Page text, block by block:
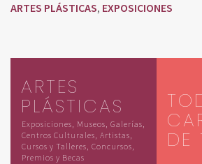
ARTES PLÁSTICAS, EXPOSICIONES
ARTES
PLÁSTICAS
Exposiciones, Museos, Galerías,
Centros Culturales, Artistas,
Cursos y Talleres, Concursos,
Premios y Becas
DE